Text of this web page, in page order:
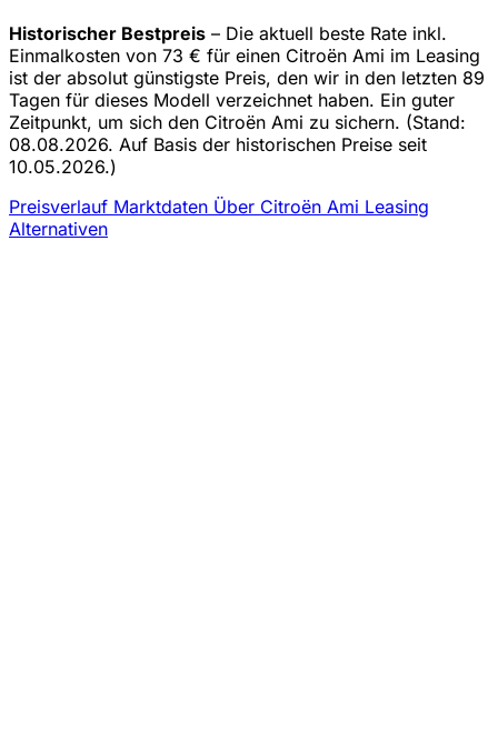
Historischer Bestpreis – Die aktuell beste Rate inkl.
Einmalkosten von 73 € für einen Citroën Ami im Leasing
ist der absolut günstigste Preis, den wir in den letzten 89
Tagen für dieses Modell verzeichnet haben. Ein guter
Zeitpunkt, um sich den Citroën Ami zu sichern. (Stand:
08.08.2026. Auf Basis der historischen Preise seit
10.05.2026.)
Preisverlauf Marktdaten Über Citroën Ami Leasing
Alternativen